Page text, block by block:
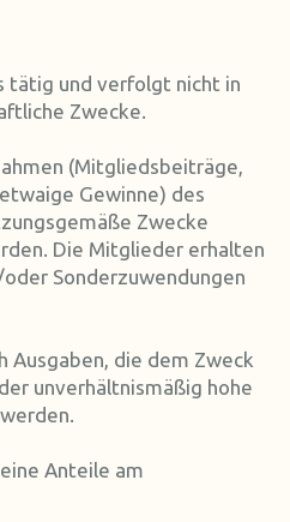
tätig und verfolgt nicht in
Zwecke.
(Mitgliedsbeiträge,
Gewinne) des
Zwecke
Die Mitglieder erhalten
Sonderzuwendungen
Ausgaben, die dem Zweck
unverhältnismäßig hohe
Anteile am